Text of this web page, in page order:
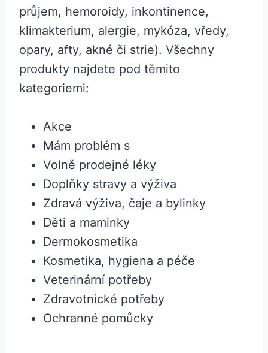
průjem, hemoroidy, inkontinence,
klimakterium, alergie, mykóza, vředy,
opary, afty, akné či strie). Všechny
produkty najdete pod těmito
kategoriemi:
Akce
Mám problém s
Volně prodejné léky
Doplňky stravy a výživa
Zdravá výživa, čaje a bylinky
Děti a maminky
Dermokosmetika
Kosmetika, hygiena a péče
Veterinární potřeby
Zdravotnické potřeby
Ochranné pomůcky